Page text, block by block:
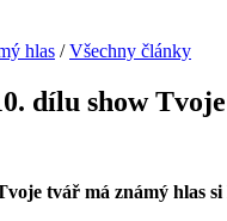
hlas /Všechny články
dílu show
tvář má známý hlas